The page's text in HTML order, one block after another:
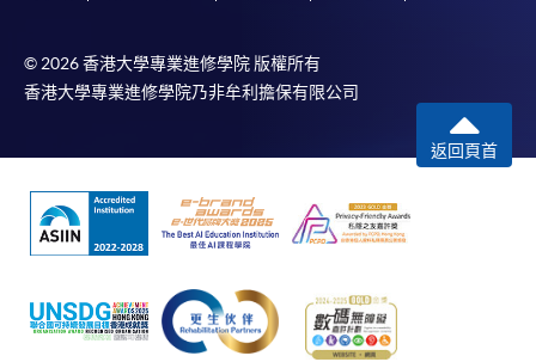
© 2026 香港大學專業進修學院 版權所有
香港大學專業進修學院乃非牟利擔保有限公司
返回頁首